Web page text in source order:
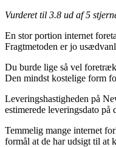
Vurderet til 3.8 ud af 5
En stor portion internet
Fragtmetoden er jo
Du burde lige så vel
Den mindst kostelige form
Leveringshastigheden på
estimerede leveringsdato på
Temmelig mange internet
formål at de har udsigt til at